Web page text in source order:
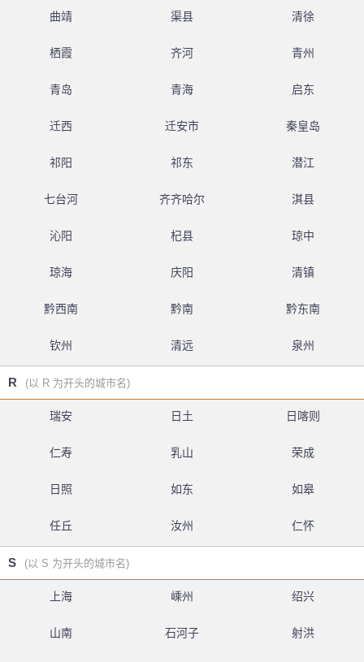
曲靖 渠县 清徐
栖霞 齐河 青州
青岛 青海 启东
迁西 迁安市 秦皇岛
祁阳 祁东 潜江
七台河 齐齐哈尔 淇县
沁阳 杞县 琼中
琼海 庆阳 清镇
黔西南 黔南 黔东南
钦州 清远 泉州
R (以 R 为开头的城市名)
瑞安 日土 日喀则
仁寿 乳山 荣成
日照 如东 如皋
任丘 汝州 仁怀
S (以 S 为开头的城市名)
上海 嵊州 绍兴
山南 石河子 射洪